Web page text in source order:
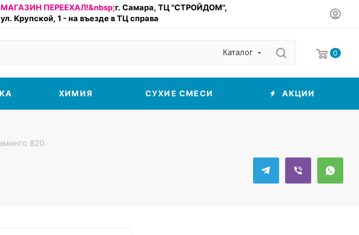
МАГАЗИН ПЕРЕЕХАЛ!&nbsp;г. Самара, ТЦ "СТРОЙДОМ",
ул. Крупской, 1 - на въезде в ТЦ справа
Каталог 0
ХИМИЯ СУХИЕ СМЕСИ АКЦИИ
820